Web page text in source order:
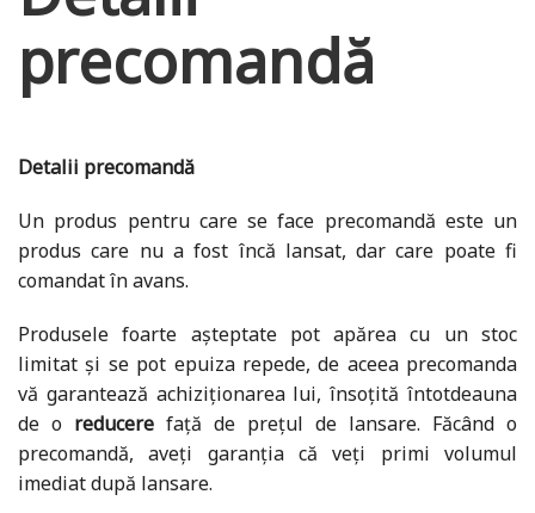
precomandă
Detalii precomandă
Un produs pentru care se face precomandă este un
produs care nu a fost încă lansat, dar care poate fi
comandat în avans.
Produsele foarte așteptate pot apărea cu un stoc
limitat și se pot epuiza repede, de aceea precomanda
vă garantează achiziționarea lui, însoțită întotdeauna
de o reducere față de prețul de lansare. Făcând o
precomandă, aveți garanția că veți primi volumul
imediat după lansare.